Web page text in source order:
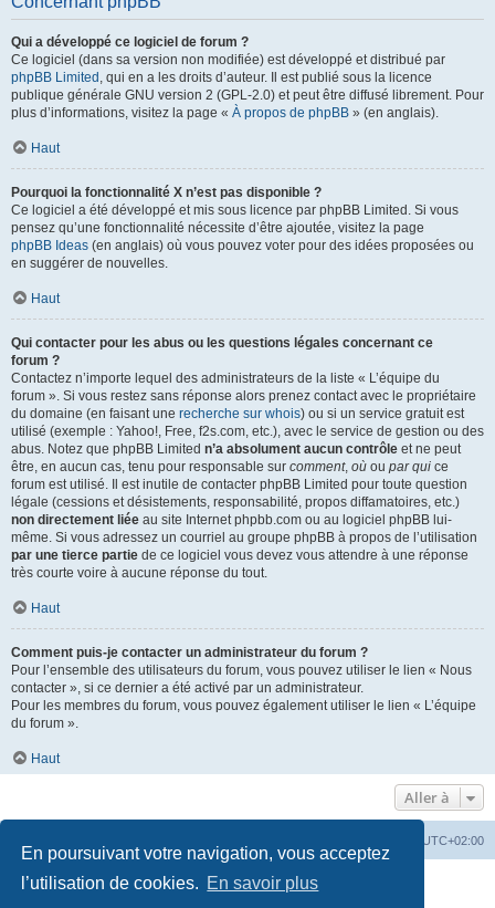
En poursuivant votre navigation, vous acceptez
l’utilisation de cookies. En savoir plus
Qui a développé ce logiciel de forum ?
Ce logiciel (dans sa version non modifiée) est développé et distribué par
phpBB Limited , qui en a les droits d’auteur. Il est publié sous la licence
publique générale GNU version 2 (GPL-2.0) et peut être diffusé librement. Pour
plus d’informations, visitez la page « À propos de phpBB » (en anglais).
Haut
Pourquoi la fonctionnalité X n’est pas disponible ?
Ce logiciel a été développé et mis sous licence par phpBB Limited. Si vous
pensez qu’une fonctionnalité nécessite d’être ajoutée, visitez la page
phpBB Ideas (en anglais) où vous pouvez voter pour des idées proposées ou
en suggérer de nouvelles.
Haut
Qui contacter pour les abus ou les questions légales concernant ce
forum ?
Contactez n’importe lequel des administrateurs de la liste « L’équipe du
forum ». Si vous restez sans réponse alors prenez contact avec le propriétaire
du domaine (en faisant une recherche sur whois) ou si un service gratuit est
utilisé (exemple : Yahoo!, Free, f2s.com, etc.), avec le service de gestion ou des
abus. Notez que phpBB Limited n’a absolument aucun contrôle et ne peut
être, en aucun cas, tenu pour responsable sur comment, où ou par qui ce
forum est utilisé. Il est inutile de contacter phpBB Limited pour toute question
légale (cessions et désistements, responsabilité, propos diffamatoires, etc.)
non directement liée au site Internet phpbb.com ou au logiciel phpBB lui-
même. Si vous adressez un courriel au groupe phpBB à propos de l’utilisation
par une tierce partie de ce logiciel vous devez vous attendre à une réponse
très courte voire à aucune réponse du tout.
Haut
Comment puis-je contacter un administrateur du forum ?
Pour l’ensemble des utilisateurs du forum, vous pouvez utiliser le lien « Nous
contacter », si ce dernier a été activé par un administrateur.
Pour les membres du forum, vous pouvez également utiliser le lien « L’équipe
du forum ».
Haut
Aller à
UTC+02:00
Développé parphpBB® Forum Software © phpBB Limited